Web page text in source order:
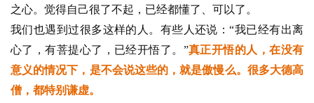
之心。觉得自己很了不起，已经都懂了、可以了。
我们也遇到过很多这样的人。有些人还说：“我已经有出离
心了，有菩提心了，已经开悟了。”真正开悟的人，在没有
意义的情况下，是不会说这些的，就是傲慢么。很多大德高
僧，都特别谦虚。